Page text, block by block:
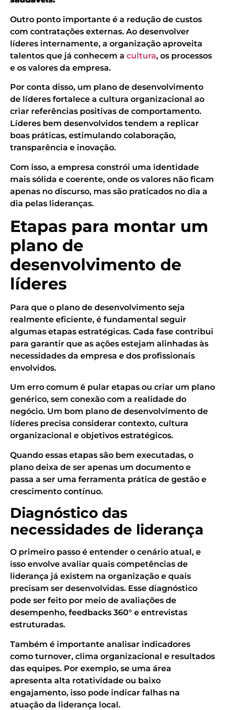
Outro ponto importante é a redução de custos
com contratações externas. Ao desenvolver
líderes internamente, a organização aproveita
talentos que já conhecem a cultura, os processos
e os valores da empresa.
Por conta disso, um plano de desenvolvimento
de líderes fortalece a cultura organizacional ao
criar referências positivas de comportamento.
Líderes bem desenvolvidos tendem a replicar
boas práticas, estimulando colaboração,
transparência e inovação.
Com isso, a empresa constrói uma identidade
mais sólida e coerente, onde os valores não ficam
apenas no discurso, mas são praticados no dia a
dia pelas lideranças.
Etapas para montar um
plano de
desenvolvimento de
líderes
Para que o plano de desenvolvimento seja
realmente eficiente, é fundamental seguir
algumas etapas estratégicas. Cada fase contribui
para garantir que as ações estejam alinhadas às
necessidades da empresa e dos profissionais
envolvidos.
Um erro comum é pular etapas ou criar um plano
genérico, sem conexão com a realidade do
negócio. Um bom plano de desenvolvimento de
líderes precisa considerar contexto, cultura
organizacional e objetivos estratégicos.
Quando essas etapas são bem executadas, o
plano deixa de ser apenas um documento e
passa a ser uma ferramenta prática de gestão e
crescimento contínuo.
Diagnóstico das
necessidades de liderança
O primeiro passo é entender o cenário atual, e
isso envolve avaliar quais competências de
liderança já existem na organização e quais
precisam ser desenvolvidas. Esse diagnóstico
pode ser feito por meio de avaliações de
desempenho, feedbacks 360° e entrevistas
estruturadas.
Também é importante analisar indicadores
como turnover, clima organizacional e resultados
das equipes. Por exemplo, se uma área
apresenta alta rotatividade ou baixo
engajamento, isso pode indicar falhas na
atuação da liderança local.